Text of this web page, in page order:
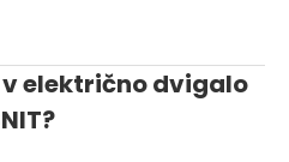
električno dvigalo